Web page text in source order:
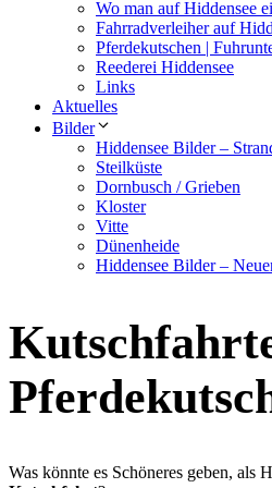
Wo man auf Hiddensee
Fahrradverleiher auf
Pferdekutschen |
Reederei Hiddensee
Links
Aktuelles
Bilder
Hiddensee Bilder –
Steilküste
Dornbusch / Grieben
Kloster
Vitte
Dünenheide
Hiddensee Bilder –
Was könnte es Schöneres geben, als